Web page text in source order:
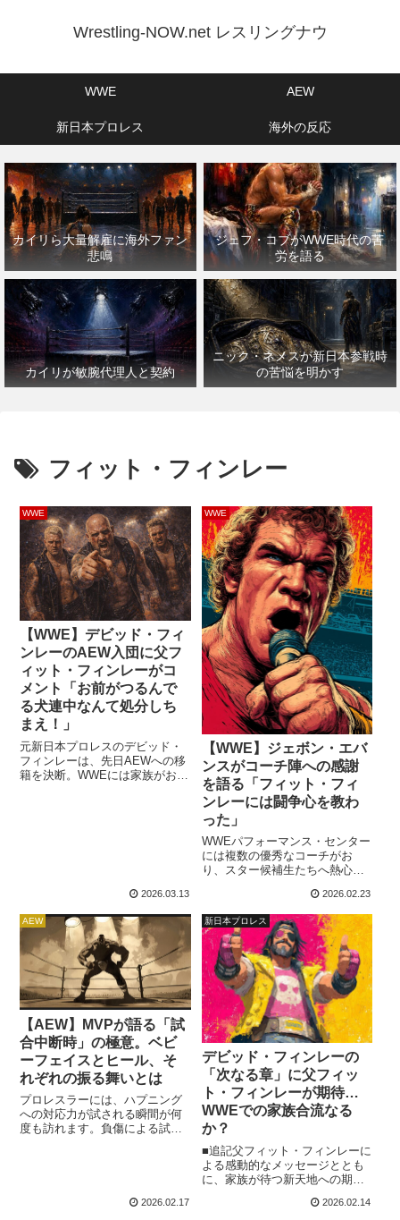
Wrestling-NOW.net レスリングナウ
WWE AEW
新日本プロレス 海外の反応
カイリら大量解雇に海外ファン
悲鳴
ジェフ・コブがWWE時代の苦
労を語る
カイリが敏腕代理人と契約
ニック・ネメスが新日本参戦時
の苦悩を明かす
フィット・フィンレー
WWE
【WWE】デビッド・フィ
ンレーのAEW入団に父フ
ィット・フィンレーがコ
メント「お前がつるんで
る犬連中なんて処分しち
まえ！」
元新日本プロレスのデビッド・
フィンレーは、先日AEWへの移
籍を決断。WWEには家族がお
ッドは最新のインタビューでこ
はこ...
2026.03.13
WWE
【WWE】ジェボン・エバ
ンスがコーチ陣への感謝
を語る「フィット・フィ
ンレーには闘争心を教わ
った」
WWEパフォーマンス・センター
には複数の優秀なコーチがお
り、スター候補生たちへ熱心に
な仕事ぶりがなければ、WWEス
ーパースターが観客の心を揺さ
ぶるストーリーを語る、世界規
模の団体は継続できないかもし
れません。選手たちはコーチ陣
をリスペクトし、日々指導を仰
いでいます。メインロースター
昇格後も目覚ましい活躍を披露
するジェボン・エバンス...
2026.02.23
AEW
【AEW】MVPが語る「試
合中断時」の極意。ベビ
ーフェイスとヒール、そ
れぞれの振る舞いとは
プロレスラーには、ハプニング
への対応力が試される瞬間が何
度も訪れます。負傷による試合
Podcast番組で「試合中に、対戦
2026.02.17
新日本プロレス
デビッド・フィンレーの
「次なる章」に父フィッ
ト・フィンレーが期待…
WWEでの家族合流なる
か？
■追記父フィット・フィンレーに
よる感動的なメッセージととも
に、家族が待つ新天地への期待
ンレーですが、最終的に彼が選
2026.02.14